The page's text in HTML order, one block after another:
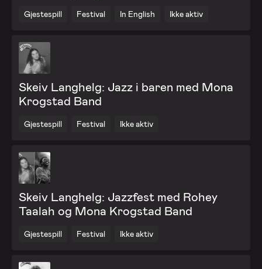
Gjestespill Festival In English Ikke aktiv
Skeiv Langhelg: Jazz i baren med Mona
Krogstad Band
Gjestespill Festival Ikke aktiv
Skeiv Langhelg: Jazzfest med Rohey
Taalah og Mona Krogstad Band
Gjestespill Festival Ikke aktiv